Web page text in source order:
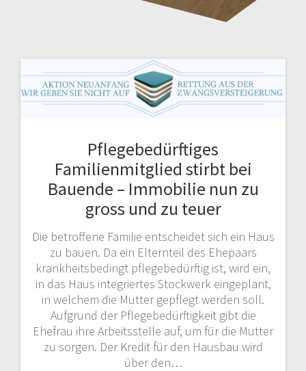
Pflegebedürftiges
Familienmitglied stirbt bei
Bauende – Immobilie nun zu
gross und zu teuer
Die betroffene Familie entscheidet sich ein Haus
zu bauen. Da ein Elternteil des Ehepaars
krankheitsbedingt pflegebedürftig ist, wird ein,
in das Haus integriertes Stockwerk eingeplant,
in welchem die Mutter gepflegt werden soll.
Aufgrund der Pflegebedürftigkeit gibt die
Ehefrau ihre Arbeitsstelle auf, um für die Mutter
zu sorgen. Der Kredit für den Hausbau wird
über den…